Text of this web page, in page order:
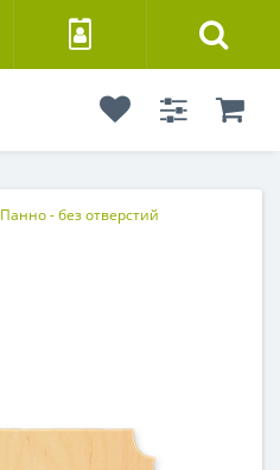
Панно - без отверстий